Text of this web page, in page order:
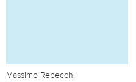
Massimo Rebecchi